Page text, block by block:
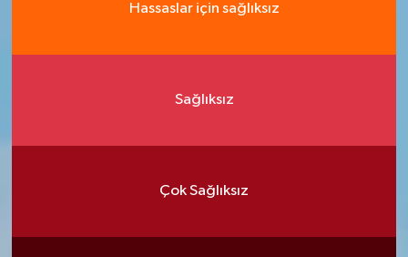
Hassaslar için sağlıksız
Sağlıksız
Çok Sağlıksız